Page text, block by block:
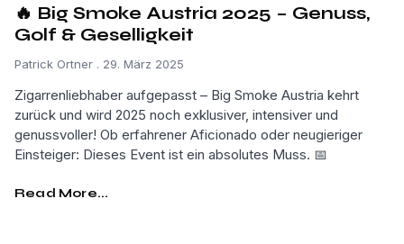
🔥 Big Smoke Austria 2025 – Genuss,
Golf & Geselligkeit
Patrick Ortner 29. März 2025
Zigarrenliebhaber aufgepasst – Big Smoke Austria kehrt
zurück und wird 2025 noch exklusiver, intensiver und
genussvoller! Ob erfahrener Aficionado oder neugieriger
Einsteiger: Dieses Event ist ein absolutes Muss. 📅
Read More...